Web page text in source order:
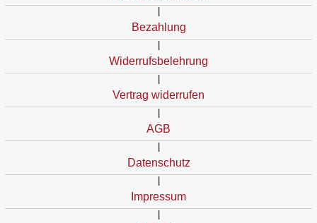
|
Bezahlung
|
Widerrufsbelehrung
|
Vertrag widerrufen
|
AGB
|
Datenschutz
|
Impressum
|